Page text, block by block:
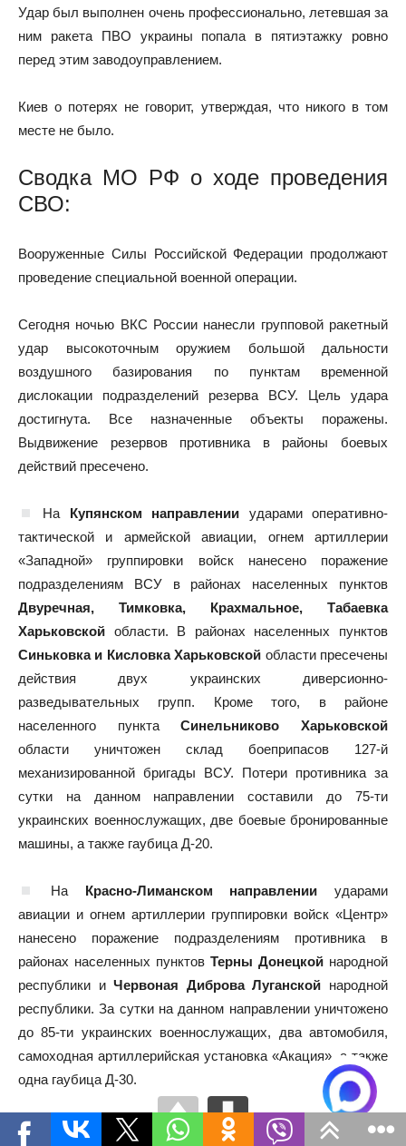
Удар был выполнен очень профессионально, летевшая за
ним ракета ПВО украины попала в пятиэтажку ровно
перед этим заводоуправлением.
Киев о потерях не говорит, утверждая, что никого в том
месте не было.
Сводка МО РФ о ходе проведения
СВО:
Вооруженные Силы Российской Федерации продолжают
проведение специальной военной операции.
Сегодня ночью ВКС России нанесли групповой ракетный
удар высокоточным оружием большой дальности
воздушного базирования по пунктам временной
дислокации подразделений резерва ВСУ. Цель удара
достигнута. Все назначенные объекты поражены.
Выдвижение резервов противника в районы боевых
действий пресечено.
На Купянском направлении ударами оперативно-
тактической и армейской авиации, огнем артиллерии
«Западной» группировки войск нанесено поражение
подразделениям ВСУ в районах населенных пунктов
Двуречная, Тимковка, Крахмальное, Табаевка
Харьковской области. В районах населенных пунктов
Синьковка и Кисловка Харьковской области пресечены
действия двух украинских диверсионно-
разведывательных групп. Кроме того, в районе
населенного пунктаСинельниково Харьковской
области уничтожен склад боеприпасов 127-й
механизированной бригады ВСУ. Потери противника за
сутки на данном направлении составили до 75-ти
украинских военнослужащих, две боевые бронированные
машины, а также гаубица Д-20.
На Красно-Лиманском направлении ударами
авиации и огнем артиллерии группировки войск «Центр»
нанесено поражение подразделениям противника в
районах населенных пунктов Терны Донецкой народной
республики иЧервоная Диброва Луганской народной
республики. За сутки на данном направлении уничтожено
до 85-ти украинских военнослужащих, два автомобиля,
самоходная артиллерийская установка «Акация», а также
одна гаубица Д-30.